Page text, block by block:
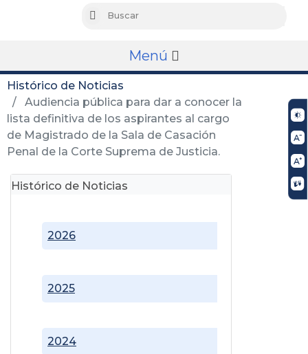
Buscar
Menú
Histórico de Noticias
Audiencia pública para dar a conocer la
lista definitiva de los aspirantes al cargo
de Magistrado de la Sala de Casación
Penal de la Corte Suprema de Justicia.
Histórico de Noticias
2024
2025
2026